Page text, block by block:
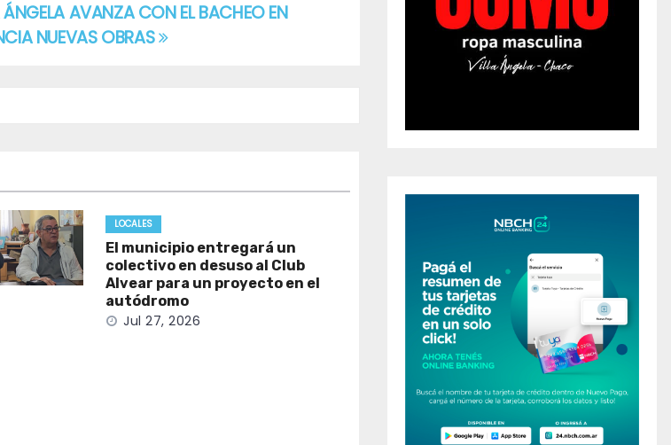
AVANZA CON EL BACHEO EN
NUEVAS OBRAS
LOCALES
El municipio entregará un
colectivo en desuso al Club
Alvear para un proyecto en el
autódromo
Jul 27, 2026